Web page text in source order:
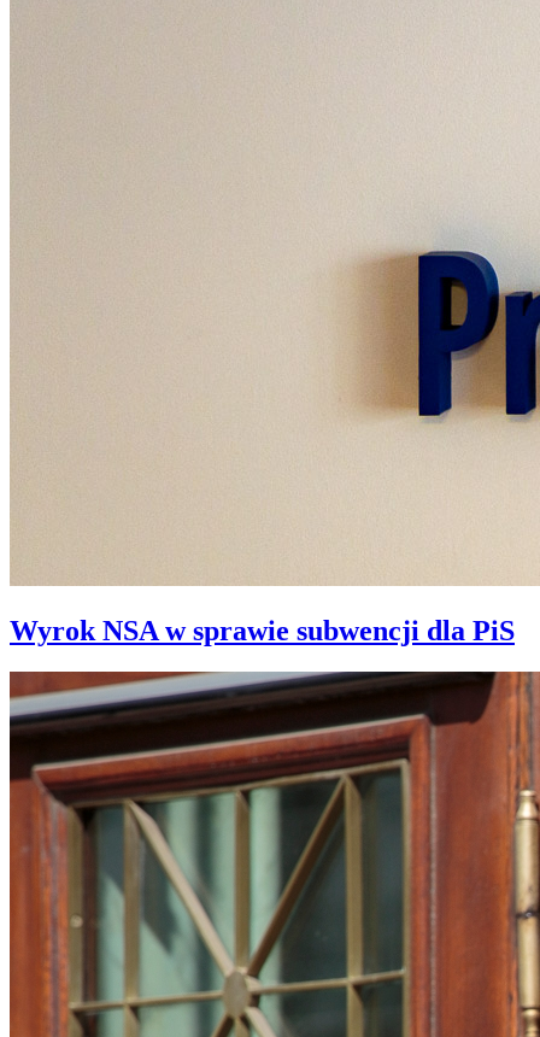
Wyrok NSA w sprawie subwencji dla PiS